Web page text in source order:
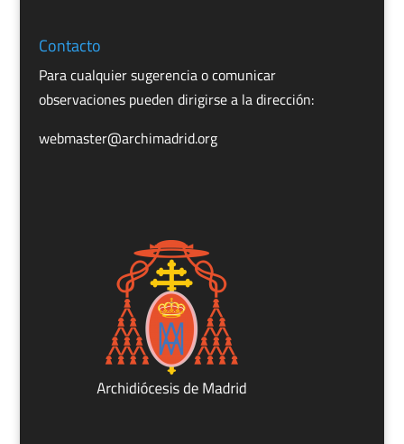
Contacto
Para cualquier sugerencia o comunicar
observaciones pueden dirigirse a la dirección:
webmaster@archimadrid.org